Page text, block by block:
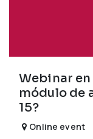
Webinar
módulo de
15?
Online event